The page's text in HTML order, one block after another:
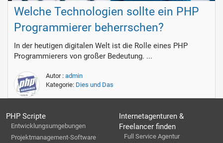
Welche Technologien sollte ein PHP
Programmierer beherrschen?
In der heutigen digitalen Welt ist die Rolle eines PHP
Programmierers von großer Bedeutung. ...
Autor : admin
Kategorie: Dies und Das
PHP Scripte
Entwicklungsumgebungen
Projektmanagement-Software
Internetagenturen &
Freelancer finden
Full Service Agentur